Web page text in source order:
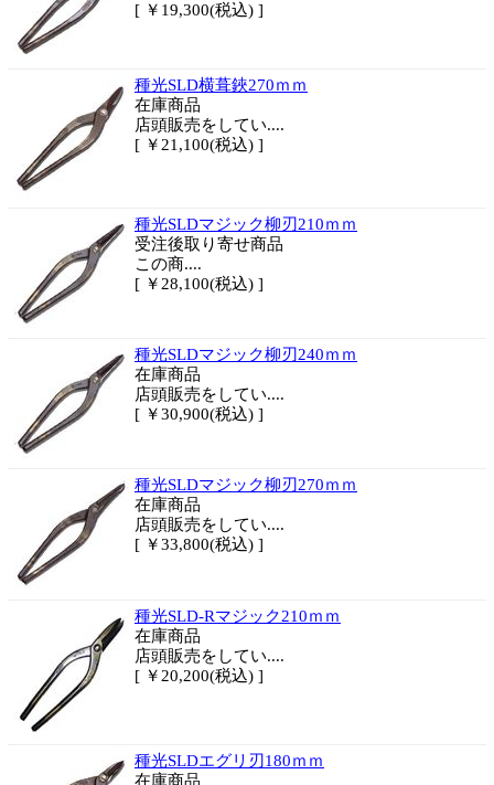
[ ￥19,300(税込) ]
種光SLD横葺鋏270ｍｍ
在庫商品
店頭販売をしてい....
[ ￥21,100(税込) ]
種光SLDマジック柳刃210ｍｍ
受注後取り寄せ商品
この商....
[ ￥28,100(税込) ]
種光SLDマジック柳刃240ｍｍ
在庫商品
店頭販売をしてい....
[ ￥30,900(税込) ]
種光SLDマジック柳刃270ｍｍ
在庫商品
店頭販売をしてい....
[ ￥33,800(税込) ]
種光SLD-Rマジック210ｍｍ
在庫商品
店頭販売をしてい....
[ ￥20,200(税込) ]
種光SLDエグリ刃180ｍｍ
在庫商品